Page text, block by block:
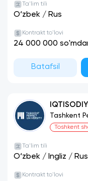
Ta'lim tili
O‘zbek / Rus
Kontrakt to'lovi
24 000 000
Batafsil
Tashkent
Toshkent
Ta'lim tili
O‘zbek / Ingliz / Rus
Kontrakt to'lovi